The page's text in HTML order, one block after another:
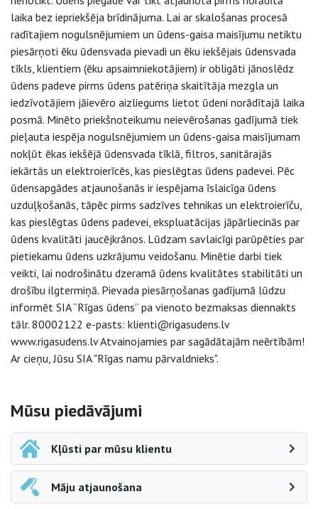
laika bez iepriekšēja brīdinājuma. Lai ar skalošanas procesā
radītajiem nogulsnējumiem un ūdens-gaisa maisījumu netiktu
piesārņoti ēku ūdensvada pievadi un ēku iekšējais ūdensvada
tīkls, klientiem (ēku apsaimniekotājiem) ir obligāti jānoslēdz
ūdens padeve pirms ūdens patēriņa skaitītāja mezgla un
iedzīvotājiem jāievēro aizliegums lietot ūdeni norādītajā laika
posmā. Minēto priekšnoteikumu neievērošanas gadījumā tiek
pieļauta iespēja nogulsnējumiem un ūdens-gaisa maisījumam
nokļūt ēkas iekšējā ūdensvada tīklā, filtros, sanitārajās
iekārtās un elektroierīcēs, kas pieslēgtas ūdens padevei. Pēc
ūdensapgādes atjaunošanās ir iespējama īslaicīga ūdens
uzduļķošanās, tāpēc pirms sadzīves tehnikas un elektroierīču,
kas pieslēgtas ūdens padevei, ekspluatācijas jāpārliecinās par
ūdens kvalitāti jaucējkrānos. Lūdzam savlaicīgi parūpēties par
pietiekamu ūdens uzkrājumu veidošanu. Minētie darbi tiek
veikti, lai nodrošinātu dzeramā ūdens kvalitātes stabilitāti un
drošību ilgtermiņā. Pievada piesārņošanas gadījumā lūdzu
informēt SIA “Rīgas ūdens” pa vienoto bezmaksas diennakts
tālr. 80002122 e-pasts: klienti@rigasudens.lv
www.rigasudens.lv Atvainojamies par sagādātajām neērtībām!
Ar cieņu, Jūsu SIA "Rīgas namu pārvaldnieks".
Sāna navigācija
Mūsu piedāvājumi
Kļūsti par mūsu klientu
Māju atjaunošana